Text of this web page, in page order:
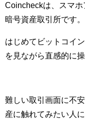
Coincheckは、スマ
暗号資産取引所です。
はじめてビットコイ
を見ながら直感的に
難しい取引画面に不
産に触れてみたい人